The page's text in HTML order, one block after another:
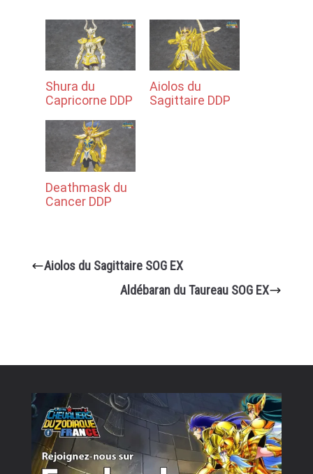
Shura du
Capricorne DDP
Aiolos du
Sagittaire DDP
Deathmask du
Cancer DDP
Aiolos du Sagittaire SOG EX
Aldébaran du Taureau SOG EX